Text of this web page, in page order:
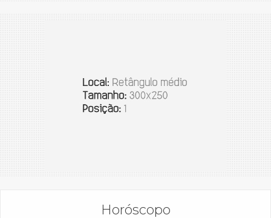
Horóscopo